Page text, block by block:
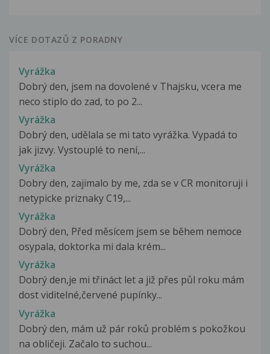
VÍCE DOTAZŮ Z PORADNY
Vyrážka
Dobrý den, jsem na dovolené v Thajsku, vcera me
neco stiplo do zad, to po 2...
Vyrážka
Dobrý den, udělala se mi tato vyrážka. Vypadá to
jak jizvy. Vystouplé to není,...
Vyrážka
Dobry den, zajimalo by me, zda se v CR monitoruji i
netypicke priznaky C19,...
Vyrážka
Dobrý den, Před měsícem jsem se během nemoce
osypala, doktorka mi dala krém...
Vyrážka
Dobrý den,je mi třináct let a již přes půl roku mám
dost viditelné,červené pupínky...
Vyrážka
Dobrý den, mám už pár roků problém s pokožkou
na obličeji. Začalo to suchou...